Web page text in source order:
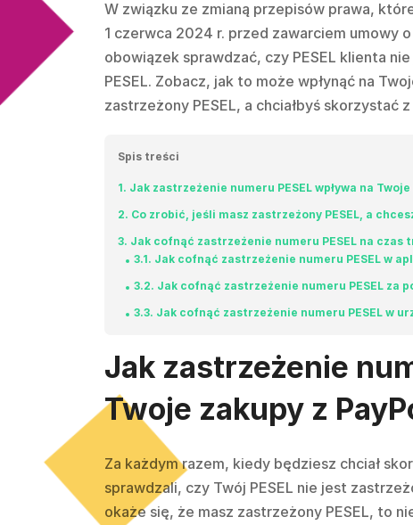
W związku ze zmianą przepisów prawa,
1 czerwca 2024 r. przed zawarciem umowy
obowiązek sprawdzać, czy PESEL klienta
PESEL. Zobacz, jak to może wpłynąć na
zastrzeżony PESEL, a chciałbyś skorzystać z
Spis treści
1 Jak zastrzeżenie numeru PESEL wpływa na Twoje
2 Co zrobić, jeśli masz zastrzeżony PESEL, a
3 Jak cofnąć zastrzeżenie numeru PESEL na czas
3.1 Jak cofnąć zastrzeżenie numeru PESEL w
3.2 Jak cofnąć zastrzeżenie numeru PESEL za
3.3 Jak cofnąć zastrzeżenie numeru PESEL w
Jak zastrzeżenie
Twoje zakupy z
Za każdym razem, kiedy będziesz chciał
sprawdzali, czy Twój PESEL nie jest
okaże się, że masz zastrzeżony PESEL, to